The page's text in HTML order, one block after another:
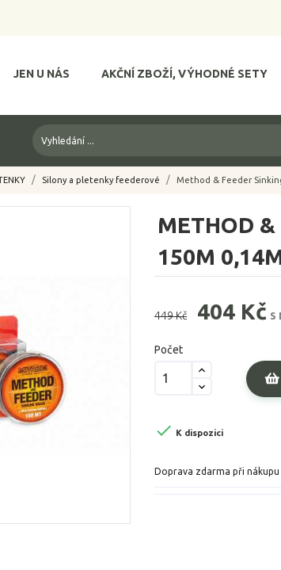
JEN U NÁS AKČNÍ ZBOŽÍ, VÝHODNÉ SETY
Silony a pletenky feederové Method & Feeder
METHOD &
150M
449 Kč 404 Kč S
Počet
 K dispozici
Doprava zdarma při nákupu